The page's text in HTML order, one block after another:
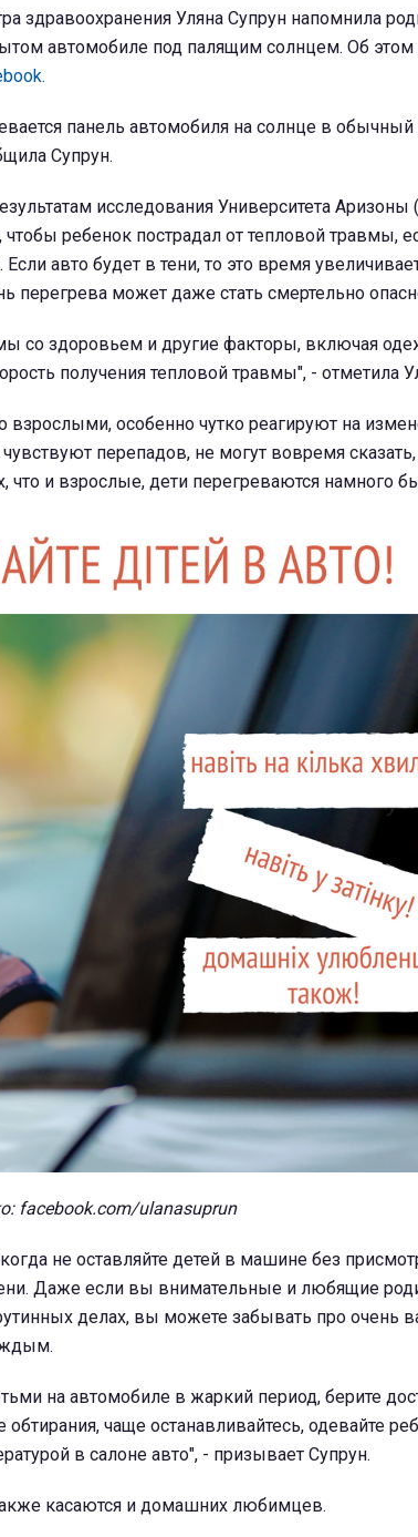
здравоохранения Уляна Супрун напомнила
автомобиле под палящим солнцем. Об этом
панель автомобиля на солнце в
Супрун.
исследования Университета
чтобы ребенок пострадал от тепловой травмы,
авто будет в тени, то это время
перегрева может даже стать смертельно
со здоровьем и другие факторы, включая
получения тепловой травмы", - отметила
взрослыми, особенно чутко реагируют на
перепадов, не могут вовремя
что и взрослые, дети перегреваются намного
facebook.com/ulanasuprun
не оставляйте детей в машине без
Даже если вы внимательные и любящие
делах, вы можете забывать про очень
на автомобиле в жаркий период, берите
чаще останавливайтесь, одевайте
в салоне авто", - призывает Супрун.
касаются и домашних любимцев.